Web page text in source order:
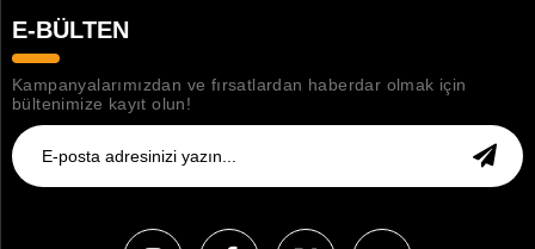
E-BÜLTEN
Kampanyalarımızdan ve fırsatlardan haberdar olmak için
bültenimize kayıt olun!